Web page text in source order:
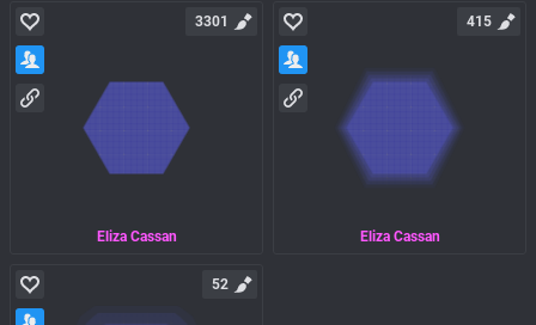
Eliza Cassan
3301
Eliza Cassan
415
52